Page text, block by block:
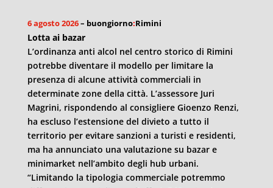
6 agosto 2026– buongiorno:Rimini
Lotta ai bazar
L’ordinanza anti alcol nel centro storico di Rimini
potrebbe diventare il modello per limitare la
presenza di alcune attività commerciali in
determinate zone della città. L’assessore Juri
Magrini, rispondendo al consigliere Gioenzo Renzi,
ha escluso l’estensione del divieto a tutto il
territorio per evitare sanzioni a turisti e residenti,
ma ha annunciato una valutazione su bazar e
minimarket nell’ambito degli hub urbani.
“Limitando la tipologia commerciale potremmo